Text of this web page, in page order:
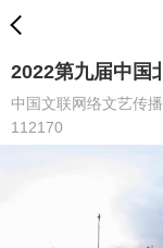
2022第九届中国
中国文联网络文艺传
112170